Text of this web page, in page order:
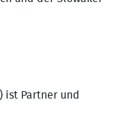
ist Partner und